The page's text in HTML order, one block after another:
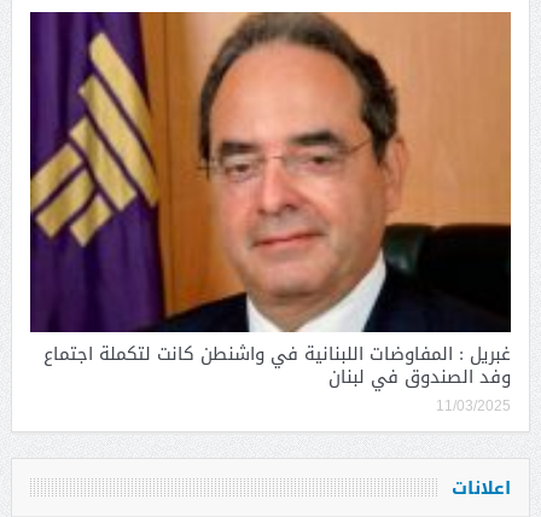
غبريل : المفاوضات اللبنانية في واشنطن كانت لتكملة اجتماع
وفد الصندوق في لبنان
11/03/2025
اعلانات